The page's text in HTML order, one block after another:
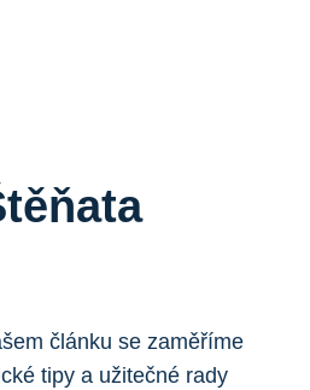
článku se zaměříme
tipy a užitečné rady